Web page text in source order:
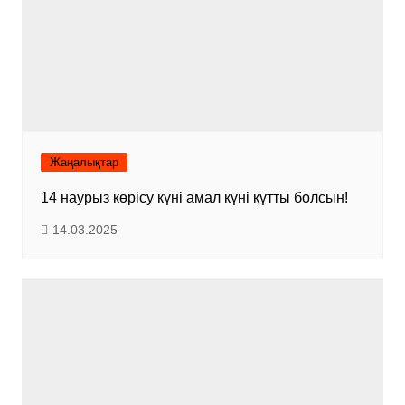
Жаңалықтар
14 наурыз көрісу күні амал күні құтты болсын!
14.03.2025